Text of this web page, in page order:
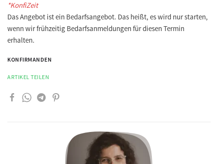
*KonfiZeit
Das Angebot ist ein Bedarfsangebot. Das heißt, es wird nur starten,
wenn wir frühzeitig Bedarfsanmeldungen für diesen Termin
erhalten.
KONFIRMANDEN
ARTIKEL TEILEN